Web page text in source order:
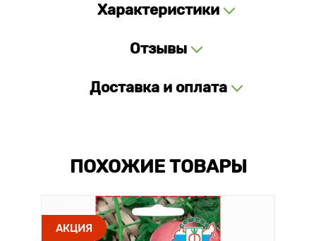
Характеристики
Отзывы
Доставка и оплата
ПОХОЖИЕ ТОВАРЫ
АКЦИЯ